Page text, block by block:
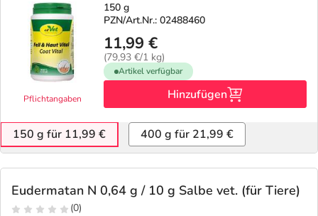
Pflichtangaben
150 g
PZN/Art.Nr.: 02488460
11,99 €
(79,93 €/1 kg)
Artikel verfügbar
Hinzufügen
150 g für 11,99 € 400 g für 21,99 €
Eudermatan N 0,64 g / 10 g Salbe vet. (für Tiere)
(0)